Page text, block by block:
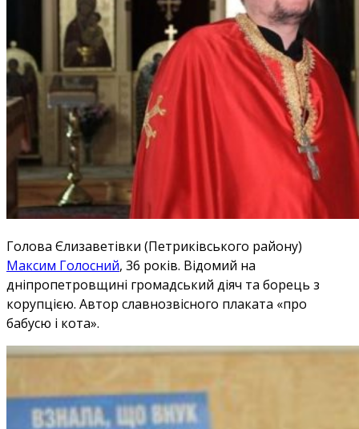
Голова Єлизаветівки (Петриківського району)
Максим Голосний, 36 років. Відомий на
дніпропетровщині громадський діяч та борець з
корупцією. Автор славнозвісного плаката «про
бабусю і кота».